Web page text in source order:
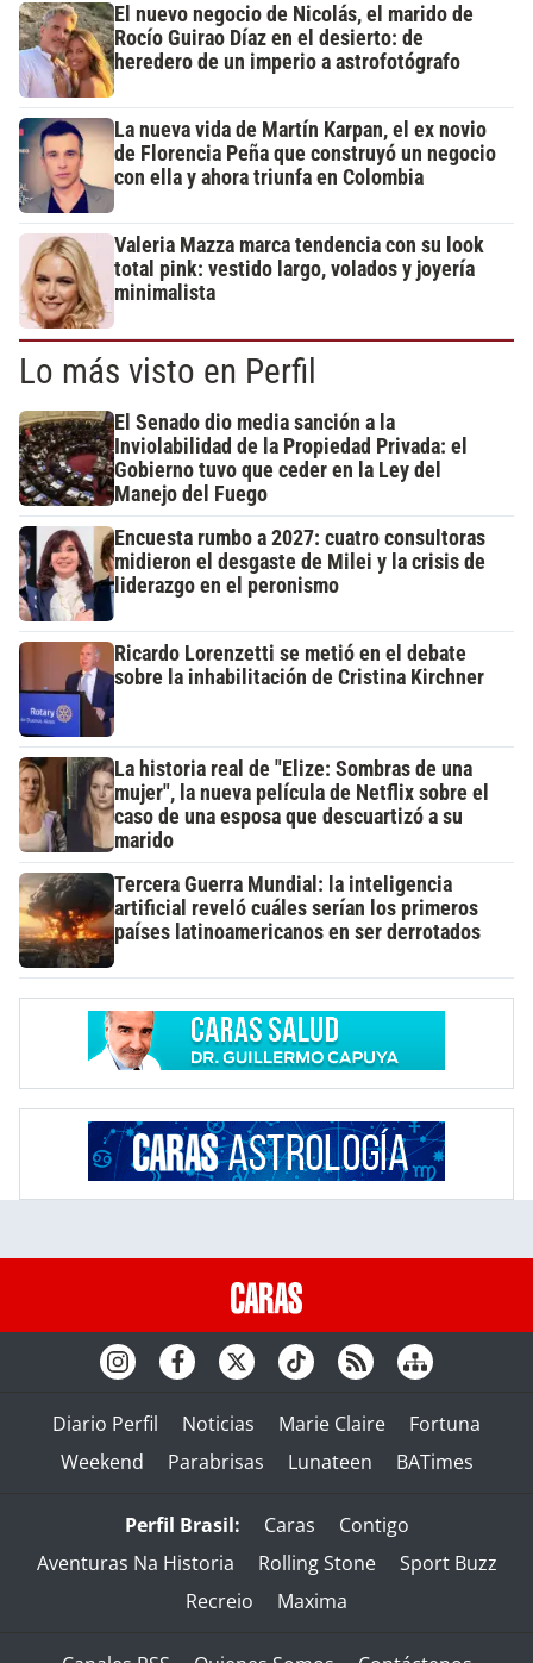
El nuevo negocio de Nicolás, el marido de
Rocío Guirao Díaz en el desierto: de
heredero de un imperio a astrofotógrafo
La nueva vida de Martín Karpan, el ex novio
de Florencia Peña que construyó un negocio
con ella y ahora triunfa en Colombia
Valeria Mazza marca tendencia con su look
total pink: vestido largo, volados y joyería
minimalista
Lo más visto en Perfil
El Senado dio media sanción a la
Inviolabilidad de la Propiedad Privada: el
Gobierno tuvo que ceder en la Ley del
Manejo del Fuego
Encuesta rumbo a 2027: cuatro consultoras
midieron el desgaste de Milei y la crisis de
liderazgo en el peronismo
Ricardo Lorenzetti se metió en el debate
sobre la inhabilitación de Cristina Kirchner
La historia real de "Elize: Sombras de una
mujer", la nueva película de Netflix sobre el
caso de una esposa que descuartizó a su
marido
Tercera Guerra Mundial: la inteligencia
artificial reveló cuáles serían los primeros
países latinoamericanos en ser derrotados
Diario Perfil Noticias Marie Claire
Fortuna
Weekend
Parabrisas Lunateen BATimes
Perfil Brasil: Caras
Contigo
Aventuras Na Historia
Rolling Stone
Sport Buzz
Recreio
Maxima